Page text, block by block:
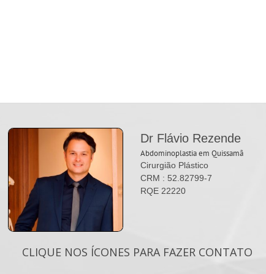
Dr Flávio Rezende
Abdominoplastia em Quissamã
Cirurgião Plástico
CRM : 52.82799-7
RQE 22220
CLIQUE NOS ÍCONES PARA FAZER CONTATO